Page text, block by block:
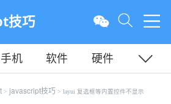
技巧
手机 软件
硬件
务器
> javascript技巧 > layui 复选框等内置控件不显示